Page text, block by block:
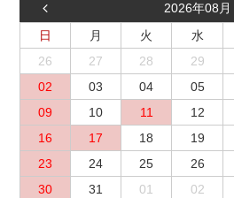
2026年08月
日
月 火 水
26
27 28 29
02
03 04 05
09
10 11 12
16
17 18 19
23
24 25 26
30
31 01 02